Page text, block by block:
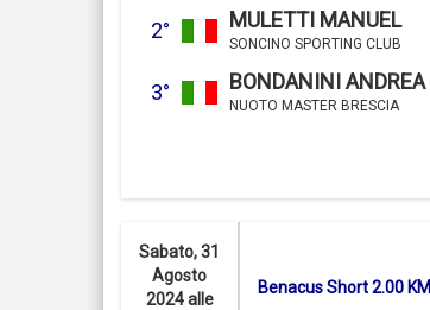
2° MULETTI MANUEL
SONCINO SPORTING CLUB
3° BONDANINI ANDREA
NUOTO MASTER BRESCIA
Sabato, 31
Agosto
2024 alle
Benacus Short 2.00 KM